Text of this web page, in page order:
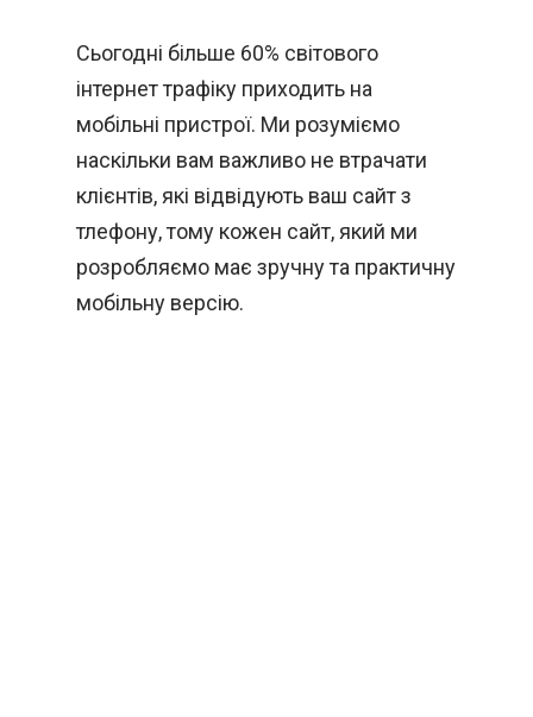
Сьогодні більше 60% світового
інтернет трафіку приходить на
мобільні пристрої. Ми розуміємо
наскільки вам важливо не втрачати
клієнтів, які відвідують ваш сайт з
тлефону, тому кожен сайт, який ми
розробляємо має зручну та практичну
мобільну версію.